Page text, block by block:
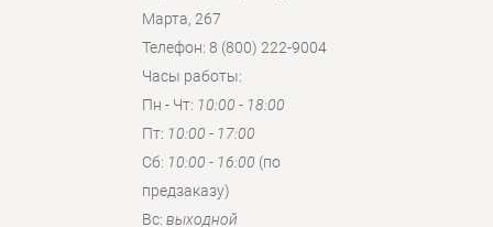
Марта, 267
Телефон: 8 (800) 222-9004
Часы работы:
Пн - Чт: 10:00 - 18:00
Пт: 10:00 - 17:00
Сб: 10:00 - 16:00 (по
предзаказу)
Вc: выходной